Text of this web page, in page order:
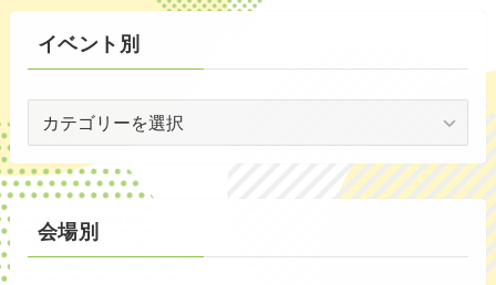
(53)
(59)
イベント別
ン
ト
別
会場別